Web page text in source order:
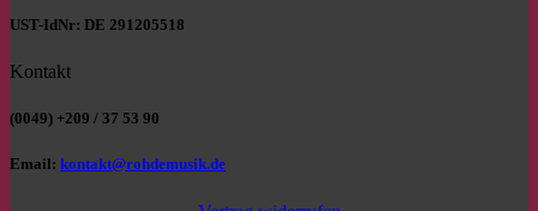
UST-IdNr: DE 291205518
Kontakt
(0049) +209 / 37 53 90
Email: kontakt@rohdemusik.de